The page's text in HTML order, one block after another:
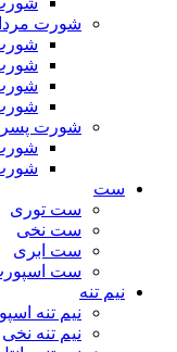
شورت
شورت
شورت
شورت
شورت
ست
ست توری
ست نخی
ست ابری
ست
نیم تنه
نیم تنه
نیم تنه نخی